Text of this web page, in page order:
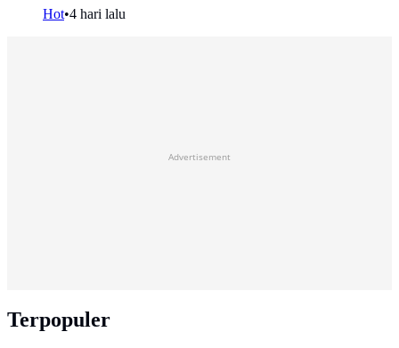
Hot•4 hari lalu
Advertisement
Terpopuler